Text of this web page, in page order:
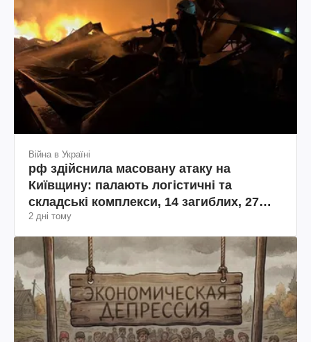
Війна в Україні
рф здійснила масовану атаку на
Київщину: палають логістичні та
складські комплекси, 14 загиблих, 27
поранених (фото, відео)
2 дні тому